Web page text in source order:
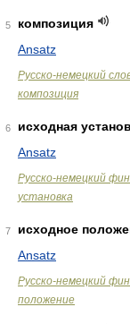
5
композиция
Ansatz
Русско-немецкий
композиция
6
исходная
Ansatz
Русско-немецкий
установка
7
исходное
Ansatz
Русско-немецкий
положение